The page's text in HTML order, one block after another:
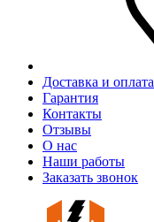
Доставка и оплата
Гарантия
Контакты
Отзывы
О нас
Наши работы
Заказать звонок